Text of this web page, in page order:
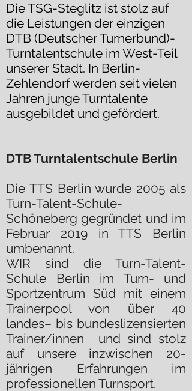
Die TSG-Steglitz ist stolz auf
die Leistungen der einzigen
DTB (Deutscher Turnerbund)-
Turntalentschule im West-Teil
unserer Stadt. In Berlin-
Zehlendorf werden seit vielen
Jahren junge Turntalente
ausgebildet und gefördert.
DTB Turntalentschule Berlin
Die TTS Berlin wurde 2005 als
Turn-Talent-Schule-
Schöneberg gegründet und im
Februar 2019 in TTS Berlin
umbenannt.
WIR sind die Turn-Talent-
Schule Berlin im Turn- und
Sportzentrum Süd mit einem
Trainerpool von über 40
landes– bis bundeslizensierten
Trainer/innen und sind stolz
auf unsere inzwischen 20-
jährigen Erfahrungen im
professionellen Turnsport.